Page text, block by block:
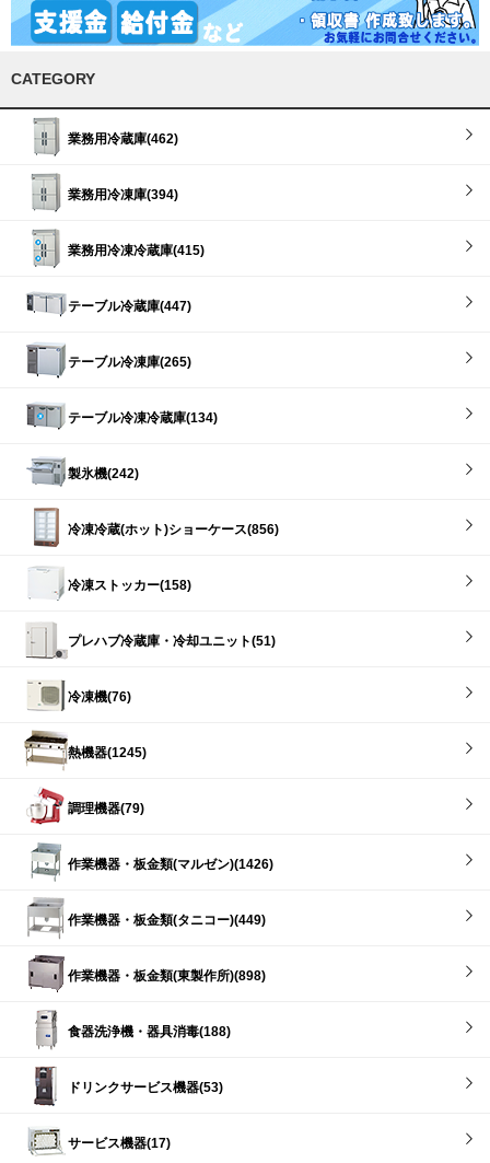
CATEGORY
業務用冷蔵庫(462)
業務用冷凍庫(394)
業務用冷凍冷蔵庫(415)
テーブル冷蔵庫(447)
テーブル冷凍庫(265)
テーブル冷凍冷蔵庫(134)
製氷機(242)
冷凍冷蔵(ホット)ショーケース(856)
冷凍ストッカー(158)
プレハブ冷蔵庫・冷却ユニット(51)
冷凍機(76)
熱機器(1245)
調理機器(79)
作業機器・板金類(マルゼン)(1426)
作業機器・板金類(タニコー)(449)
作業機器・板金類(東製作所)(898)
食器洗浄機・器具消毒(188)
ドリンクサービス機器(53)
サービス機器(17)